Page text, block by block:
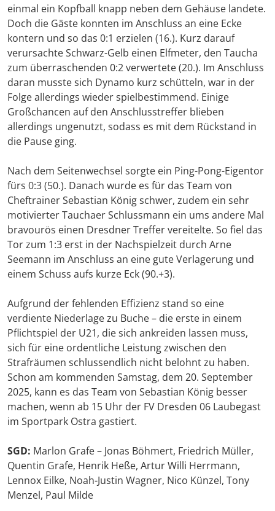
einmal ein Kopfball knapp neben dem Gehäuse landete.
Doch die Gäste konnten im Anschluss an eine Ecke
kontern und so das 0:1 erzielen (16.). Kurz darauf
verursachte Schwarz-Gelb einen Elfmeter, den Taucha
zum überraschenden 0:2 verwertete (20.). Im Anschluss
daran musste sich Dynamo kurz schütteln, war in der
Folge allerdings wieder spielbestimmend. Einige
Großchancen auf den Anschlusstreffer blieben
allerdings ungenutzt, sodass es mit dem Rückstand in
die Pause ging.
Nach dem Seitenwechsel sorgte ein Ping-Pong-Eigentor
fürs 0:3 (50.). Danach wurde es für das Team von
Cheftrainer Sebastian König schwer, zudem ein sehr
motivierter Tauchaer Schlussmann ein ums andere Mal
bravourös einen Dresdner Treffer vereitelte. So fiel das
Tor zum 1:3 erst in der Nachspielzeit durch Arne
Seemann im Anschluss an eine gute Verlagerung und
einem Schuss aufs kurze Eck (90.+3).
Aufgrund der fehlenden Effizienz stand so eine
verdiente Niederlage zu Buche – die erste in einem
Pflichtspiel der U21, die sich ankreiden lassen muss,
sich für eine ordentliche Leistung zwischen den
Strafräumen schlussendlich nicht belohnt zu haben.
Schon am kommenden Samstag, dem 20. September
2025, kann es das Team von Sebastian König besser
machen, wenn ab 15 Uhr der FV Dresden 06 Laubegast
im Sportpark Ostra gastiert.
SGD: Marlon Grafe – Jonas Böhmert, Friedrich Müller,
Quentin Grafe, Henrik Heße, Artur Willi Herrmann,
Lennox Eilke, Noah-Justin Wagner, Nico Künzel, Tony
Menzel, Paul Milde